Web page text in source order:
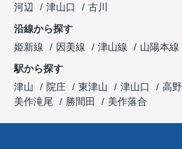
河辺
津山口
古川
沿線から探す
姫新線
因美線 津山線 山陽本線
駅から探す
津山
院庄 東津山 津山口 高野
美作滝尾
勝間田 美作落合